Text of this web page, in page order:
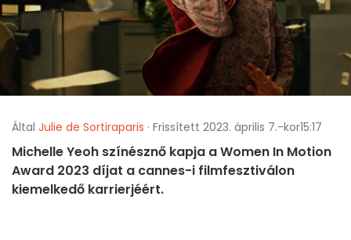
Által Julie de Sortiraparis · Frissített 2023. április 7.-kor15:17
Michelle Yeoh színésznő kapja a Women In Motion
Award 2023 díjat a cannes-i filmfesztiválon
kiemelkedő karrierjéért.